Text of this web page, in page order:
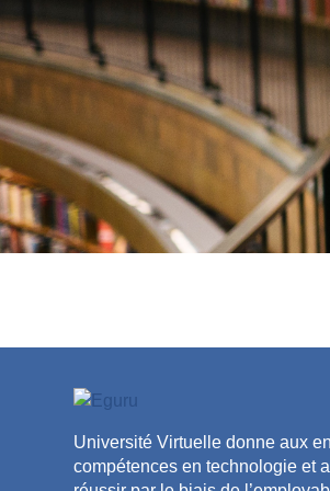
Université Virtuelle donne aux
compétences en technologie et